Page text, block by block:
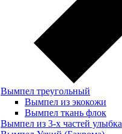
Вымпел треугольный
Вымпел из экокожи
Вымпел ткань флок
Вымпел из 3-х частей улыбка